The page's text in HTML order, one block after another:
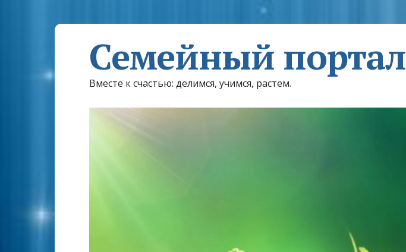
Семейный портал
Вместе к счастью: делимся, учимся, растем.